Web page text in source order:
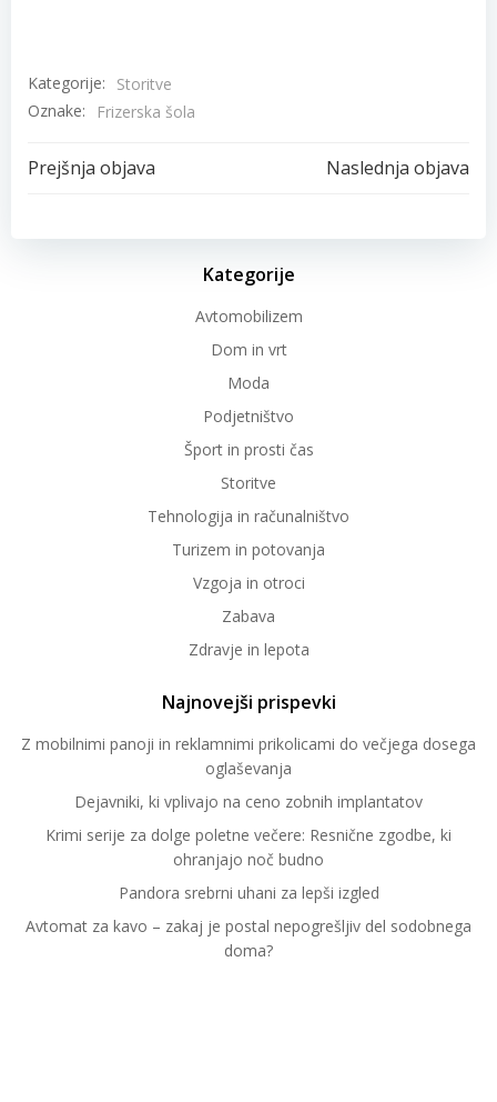
Kategorije:
Storitve
Oznake:
Frizerska šola
Post
navigation
Prejšnja objava
Post
navigation
Naslednja objava
Kategorije
Avtomobilizem
Dom in vrt
Moda
Podjetništvo
Šport in prosti čas
Storitve
Tehnologija in računalništvo
Turizem in potovanja
Vzgoja in otroci
Zabava
Zdravje in lepota
Najnovejši prispevki
Z mobilnimi panoji in reklamnimi prikolicami do večjega dosega
oglaševanja
Dejavniki, ki vplivajo na ceno zobnih implantatov
Krimi serije za dolge poletne večere: Resnične zgodbe, ki
ohranjajo noč budno
Pandora srebrni uhani za lepši izgled
Avtomat za kavo – zakaj je postal nepogrešljiv del sodobnega
doma?